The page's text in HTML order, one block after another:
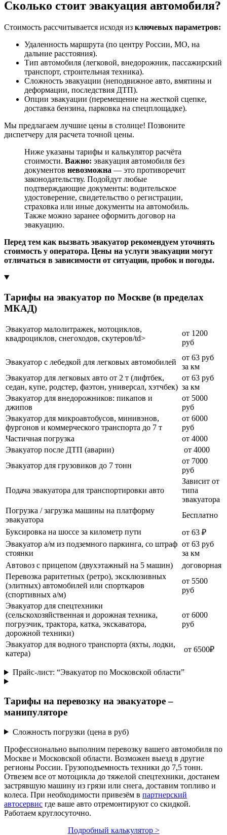
Сколько стоит эвакуация автомобиля?
Стоимость рассчитывается исходя из ключевых параметров:
Удаленность маршрута (по центру России, МО, на
дальние расстояния).
Тип автомобиля (легковой, внедорожник, пассажирский
транспорт, строительная техника).
Сложность эвакуации (неподвижное авто, вмятины и
деформации, последствия ДТП).
Опции эвакуации (перемещение на жесткой сцепке,
доставка бензина, парковка на спецплощадке).
Мы предлагаем лучшие цены в столице! Позвоните
диспетчеру для расчета точной цены.
Ниже указаны тарифы и калькулятор расчёта
стоимости. Важно: эвакуация автомобиля без
документов невозможна — это противоречит
законодательству. Подойдут любые
подтверждающие документы: водительское
удостоверение, свидетельство о регистрации,
страховка или иные документы на автомобиль.
Также можно заранее оформить договор на
эвакуацию.
Перед тем как вызвать эвакуатор рекомендуем уточнять
стоимость у оператора. Цены на услуги эвакуации могут
отличаться в зависимости от ситуации, пробок и погоды.
Тарифы на эвакуатор по Москве (в пределах
МКАД)
Эвакуатор малолитражек, мотоциклов,
квадроциклов, снегоходов, скутеров/td>
от 1200
руб
Эвакуатор с лебедкой для легковых автомобилей
от 63 руб
за км
Эвакуатор для легковых авто от 2 т (лифтбек,
седан, купе, родстер, фаэтон, универсал, хэтчбек)
от 63 руб
за км
Эвакуатор для внедорожников: пикапов и
джипов
от 5000
руб
Эвакуатор для микроавтобусов, минивэнов,
фургонов и коммерческого транспорта до 7 т
от 6000
руб
Частичная погрузка
от 4000
Эвакуатор после ДТП (аварии)
от 4000
Эвакуатор для грузовиков до 7 тонн
от 7000
руб
Подача эвакуатора для транспортировки авто
Зависит от
типа
эвакуатора
Погрузка / загрузка машины на платформу
эвакуатора
Бесплатно
Буксировка на шоссе за километр пути
от 63 ₽
Эвакуатор а/м из подземного паркинга, со штраф
стоянки
от 63 руб
за км
Автовоз с прицепом (двухэтажный на 5 машин)
договорная
Перевозка раритетных (ретро), эксклюзивных
(элитных) автомобилей или спорткаров
(спортивных а/м)
от 5500
руб
Эвакуатор для спецтехники
(сельскохозяйственная и дорожная техника,
погрузчик, трактора, катка, экскаватора,
дорожной техники)
от 6000
руб
Эвакуатор для водного транспорта (яхты, лодки,
катера)
от 6500₽
Прайс-лист: “Эвакуатор по Московской области”
Тарифы на перевозку на эвакуаторе –
манипуляторе
Сложность погрузки (цена в руб)
Профессионально выполним перевозку вашего автомобиля по
Москве и Московской области. Возможен выезд в другие
регионы России. Грузоподъемность техники до 7,5 тонн.
Отвезем все от мотоцикла до тяжелой спецтехники, достанем
застрявшую машину из грязи или снега, доставим топливо и
колеса. При необходимости привезём в партнерский
автосервис где ваше авто отремонтируют со скидкой.
Работаем круглосуточно.
Подробный калькулятор >